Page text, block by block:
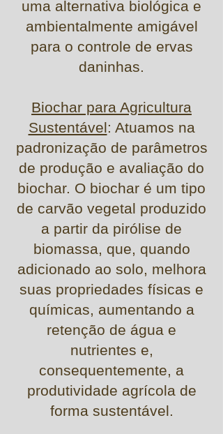
uma alternativa biológica e
ambientalmente amigável
para o controle de ervas
daninhas.
Biochar para Agricultura
Sustentável: Atuamos na
padronização de parâmetros
de produção e avaliação do
biochar. O biochar é um tipo
de carvão vegetal produzido
a partir da pirólise de
biomassa, que, quando
adicionado ao solo, melhora
suas propriedades físicas e
químicas, aumentando a
retenção de água e
nutrientes e,
consequentemente, a
produtividade agrícola de
forma sustentável.